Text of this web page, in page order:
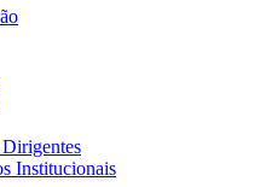
Institucionais